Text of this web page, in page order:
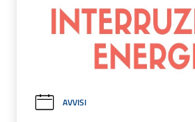
AVVISI